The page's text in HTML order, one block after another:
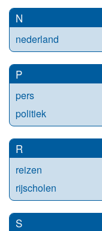
N
nederland
P
pers
politiek
R
reizen
rijscholen
S